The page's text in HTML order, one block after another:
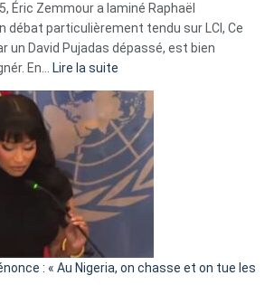
fake
news
»
Éric Zemmour a laminé Raphaël
débat particulièrement tendu sur LCI, Ce
un David Pujadas dépassé, est bien
En… Lire la suite
Erik
Tegnér
exulte
:
« Zemmour
a
tout
parle
: « Au Nigeria, on chasse et on tue les